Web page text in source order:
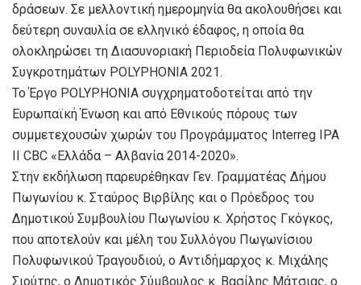
δράσεων. Σε μελλοντική ημερομηνία θα ακολουθήσει και
δεύτερη συναυλία σε ελληνικό έδαφος, η οποία θα
ολοκληρώσει τη Διασυνοριακή Περιοδεία Πολυφωνικών
Συγκροτημάτων POLYPHONIA 2021.
Το Έργο POLYPHONIA συγχρηματοδοτείται από την
Ευρωπαϊκή Ένωση και από Εθνικούς πόρους των
συμμετεχουσών χωρών του Προγράμματος Interreg IPA
II CBC «Ελλάδα – Αλβανία 2014-2020».
Στην εκδήλωση παρευρέθηκαν Γεν. Γραμματέας Δήμου
Πωγωνίου κ. Σταύρος Βιρβίλης και ο Πρόεδρος του
Δημοτικού Συμβουλίου Πωγωνίου κ. Χρήστος Γκόγκος,
που αποτελούν και μέλη του Συλλόγου Πωγωνίσιου
Πολυφωνικού Τραγουδιού, ο Αντιδήμαρχος κ. Μιχάλης
Σιούτης, ο Δημοτικός Σύμβουλος κ. Βασίλης Μάτσιας, ο